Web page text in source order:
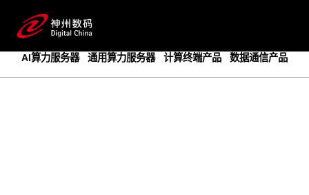
AI算力服务器
通用算力服务器 计算终端产品 数据通信产品